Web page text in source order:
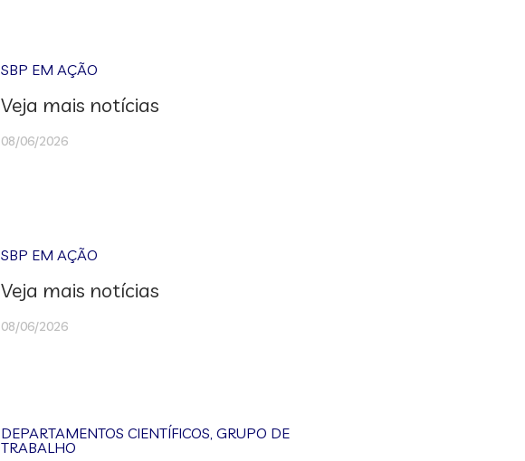
SBP EM AÇÃO
Veja mais notícias
08/06/2026
SBP EM AÇÃO
Veja mais notícias
08/06/2026
DEPARTAMENTOS CIENTÍFICOS ,GRUPO DE
TRABALHO